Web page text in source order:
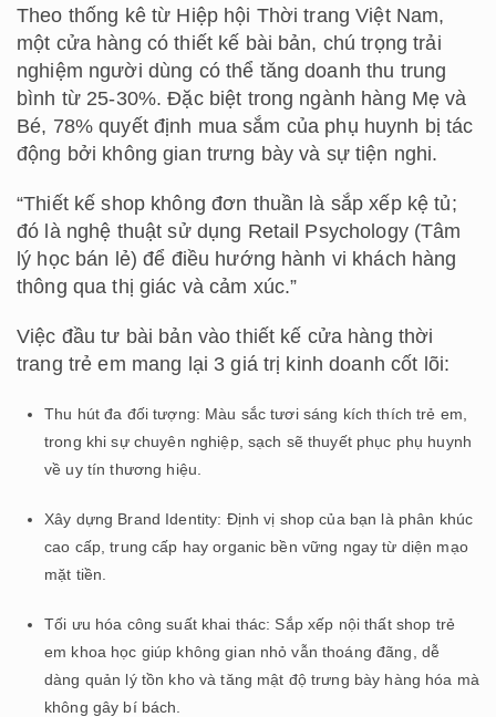
Theo thống kê từ Hiệp hội Thời trang Việt Nam,
một cửa hàng có thiết kế bài bản, chú trọng trải
nghiệm người dùng có thể tăng doanh thu trung
bình từ 25-30%. Đặc biệt trong ngành hàng Mẹ và
Bé, 78% quyết định mua sắm của phụ huynh bị tác
động bởi không gian trưng bày và sự tiện nghi.
“Thiết kế shop không đơn thuần là sắp xếp kệ tủ;
đó là nghệ thuật sử dụng Retail Psychology (Tâm
lý học bán lẻ) để điều hướng hành vi khách hàng
thông qua thị giác và cảm xúc.”
Việc đầu tư bài bản vào thiết kế cửa hàng thời
trang trẻ em mang lại 3 giá trị kinh doanh cốt lõi:
Thu hút đa đối tượng: Màu sắc tươi sáng kích thích trẻ em,
trong khi sự chuyên nghiệp, sạch sẽ thuyết phục phụ huynh
về uy tín thương hiệu.
Xây dựng Brand Identity: Định vị shop của bạn là phân khúc
cao cấp, trung cấp hay organic bền vững ngay từ diện mạo
mặt tiền.
Tối ưu hóa công suất khai thác: Sắp xếp nội thất shop trẻ
em khoa học giúp không gian nhỏ vẫn thoáng đãng, dễ
dàng quản lý tồn kho và tăng mật độ trưng bày hàng hóa mà
không gây bí bách.